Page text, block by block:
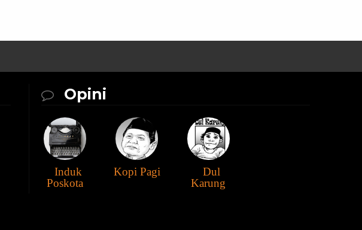
Opini
Induk
Poskota
Kopi Pagi
Dul
Karung